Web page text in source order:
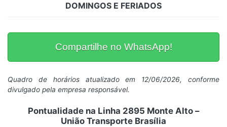
DOMINGOS E FERIADOS
Compartilhe no WhatsApp!
Quadro de horários atualizado em 12/06/2026, conforme
divulgado pela empresa responsável.
Pontualidade na Linha 2895 Monte Alto –
União Transporte Brasília